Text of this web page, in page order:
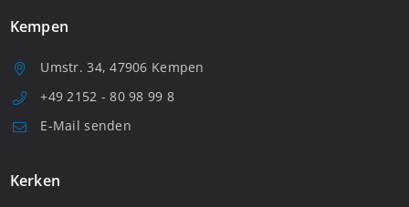
Kempen
Umstr. 34, 47906 Kempen
+49 2152 - 80 98 99 8
E-Mail senden
Kerken